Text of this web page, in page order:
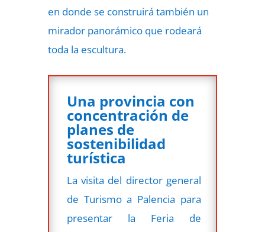
en donde se construirá también un
mirador panorámico que rodeará
toda la escultura.
Una provincia con
concentración de
planes de
sostenibilidad
turística
La visita del director general
de Turismo a Palencia para
presentar la Feria de